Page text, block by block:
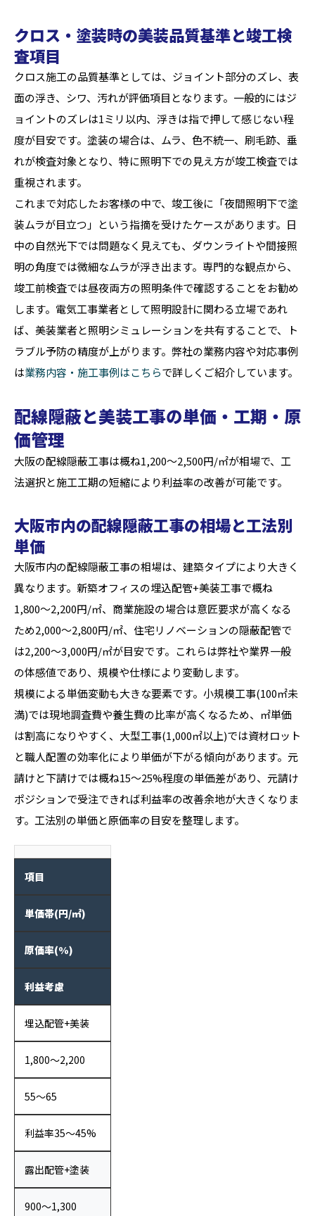
クロス・塗装時の美装品質基準と竣工検
査項目
クロス施工の品質基準としては、ジョイント部分のズレ、表
面の浮き、シワ、汚れが評価項目となります。一般的にはジ
ョイントのズレは1ミリ以内、浮きは指で押して感じない程
度が目安です。塗装の場合は、ムラ、色不統一、刷毛跡、垂
れが検査対象となり、特に照明下での見え方が竣工検査では
重視されます。
これまで対応したお客様の中で、竣工後に「夜間照明下で塗
装ムラが目立つ」という指摘を受けたケースがあります。日
中の自然光下では問題なく見えても、ダウンライトや間接照
明の角度では微細なムラが浮き出ます。専門的な観点から、
竣工前検査では昼夜両方の照明条件で確認することをお勧め
します。電気工事業者として照明設計に関わる立場であれ
ば、美装業者と照明シミュレーションを共有することで、ト
ラブル予防の精度が上がります。弊社の業務内容や対応事例
は業務内容・施工事例はこちらで詳しくご紹介しています。
配線隠蔽と美装工事の単価・工期・原
価管理
大阪の配線隠蔽工事は概ね1,200〜2,500円/㎡が相場で、工
法選択と施工工期の短縮により利益率の改善が可能です。
大阪市内の配線隠蔽工事の相場と工法別
単価
大阪市内の配線隠蔽工事の相場は、建築タイプにより大きく
異なります。新築オフィスの埋込配管+美装工事で概ね
1,800〜2,200円/㎡、商業施設の場合は意匠要求が高くなる
ため2,000〜2,800円/㎡、住宅リノベーションの隠蔽配管で
は2,200〜3,000円/㎡が目安です。これらは弊社や業界一般
の体感値であり、規模や仕様により変動します。
規模による単価変動も大きな要素です。小規模工事(100㎡未
満)では現地調査費や養生費の比率が高くなるため、㎡単価
は割高になりやすく、大型工事(1,000㎡以上)では資材ロット
と職人配置の効率化により単価が下がる傾向があります。元
請けと下請けでは概ね15〜25%程度の単価差があり、元請け
ポジションで受注できれば利益率の改善余地が大きくなりま
す。工法別の単価と原価率の目安を整理します。
項目
単価帯(円/㎡)
原価率(%)
利益考慮
埋込配管+美装
1,800〜2,200
55〜65
利益率35〜45%
露出配管+塗装
900〜1,300